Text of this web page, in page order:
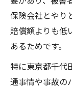
保険会社とやり
賠償額よりも低
あるためです。
特に東京都千代
通事情や事故の